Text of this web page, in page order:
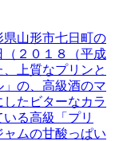
県山形市七日町の
（２０１８（平成
上質なプリンと
の、高級酒のマ
たビターなカラ
る高級「プリ
ムの甘酸っぱい